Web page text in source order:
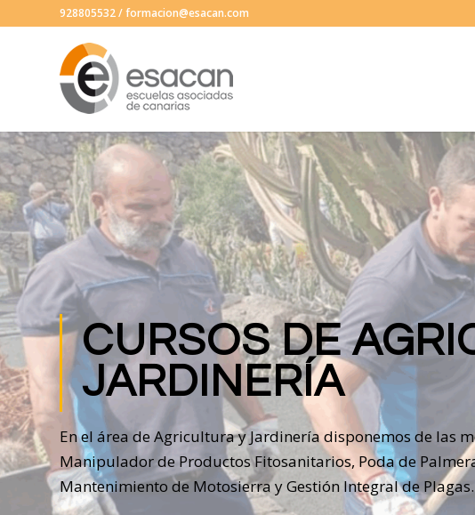
928805532/formacion@esacan.com
CURSOS DE
JARDINERÍA
En el área de Agricultura y Jardinería disponemos de las
Manipulador de Productos Fitosanitarios, Poda de
Mantenimiento de Motosierra y Gestión Integral de Plagas.